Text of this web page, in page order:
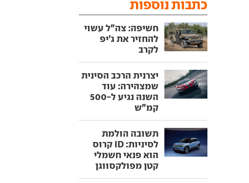
כתבות נוספות
חשיפה: צה"ל עשוי
להחזיר את ג'יפ
לקרב
יצרנית הרכב הסינית
שמצהירה: עוד
השנה נגיע ל-500
קמ"ש
תשובה הולמת
לסיניות: ID קרוס
הוא פנאי חשמלי
קטן מפולקסווגן